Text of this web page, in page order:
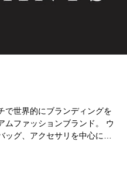
で世界的にブランディングを
ムファッションブランド。 ウ
グ、アクセサリを中心に、